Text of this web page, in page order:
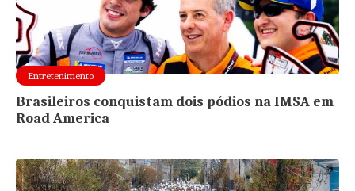
Entretenimento
Brasileiros conquistam dois pódios na IMSA em
Road America